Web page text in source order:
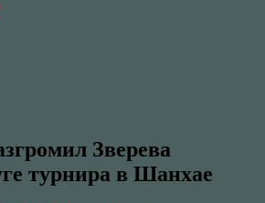
Зверева
турнира в Шанхае